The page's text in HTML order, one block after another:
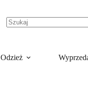
Odzież